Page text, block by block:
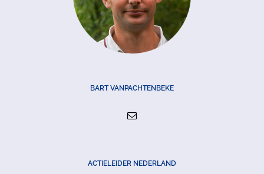
BART VANPACHTENBEKE
ACTIELEIDER NEDERLAND